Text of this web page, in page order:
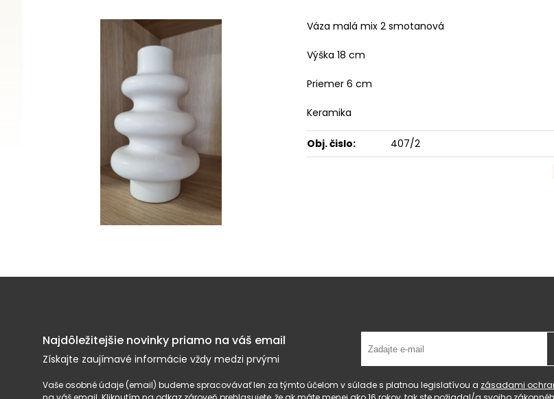
Váza malá mix 2 smotanová
Výška 18 cm
Priemer 6 cm
Keramika
Obj. čislo: 407/2
Najdôležitejšie novinky priamo na váš email
Získajte zaujímavé informácie vždy medzi prvými
Vaše osobné údaje (email) budeme spracovávať len za týmto účelom v súlade s platnou legislatívou a zásadami